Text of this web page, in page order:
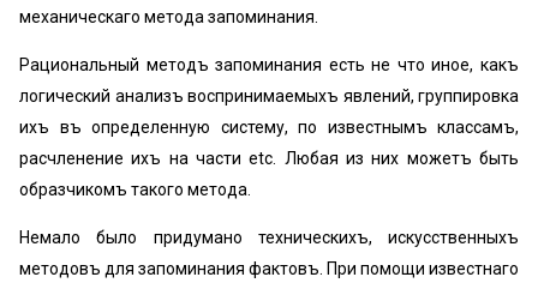
механическаго метода запоминания.
Рациональный методъ запоминания есть не что иное, какъ
логический анализъ воспринимаемыхъ явлений, группировка
ихъ въ определенную систему, по известнымъ классамъ,
расчленение ихъ на части etc. Любая из них можетъ быть
образчикомъ такого метода.
Немало было придумано техническихъ, искусственныхъ
методовъ для запоминания фактовъ. При помощи известнаго